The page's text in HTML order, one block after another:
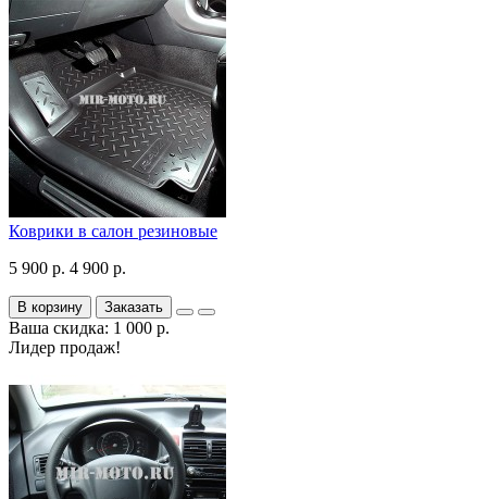
Коврики в салон резиновые
5 900 р. 4 900 р.
В корзину Заказать
Ваша скидка: 1 000 р.
Лидер продаж!